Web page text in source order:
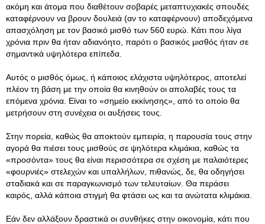
ακόμη και άτομα που διαθέτουν σοβαρές μεταπτυχιακές σπουδές
καταφέρνουν να βρουν δουλειά (αν το καταφέρνουν) αποδεχόμενα
απασχόληση με τον βασικό μισθό των 560 ευρώ. Κάτι που λίγα
χρόνια πριν θα ήταν αδιανόητο, παρότι ο βασικός μισθός ήταν σε
σημαντικά υψηλότερα επίπεδα.
Αυτός ο μισθός όμως, ή κάποιος ελάχιστα υψηλότερος, αποτελεί
πλέον τη βάση με την οποία θα κινηθούν οι απολαβές τους τα
επόμενα χρόνια. Είναι το «σημείο εκκίνησης», από το οποίο θα
μετρήσουν στη συνέχεια οι αυξήσεις τους.
Στην πορεία, καθώς θα αποκτούν εμπειρία, η παρουσία τους στην
αγορά θα πιέσει τους μισθούς σε ψηλότερα κλιμάκια, καθώς τα
«προσόντα» τους θα είναι περισσότερα σε σχέση με παλαιότερες
«φουρνιές» στελεχών και υπαλλήλων, πιθανώς, δε, θα οδηγήσει
σταδιακά και σε παραγκωνισμό των τελευταίων. Θα περάσει
καιρός, αλλά κάποια στιγμή θα φτάσει ως και τα ανώτατα κλιμάκια.
Εάν δεν αλλάξουν δραστικά οι συνθήκες στην οικονομία, κάτι που